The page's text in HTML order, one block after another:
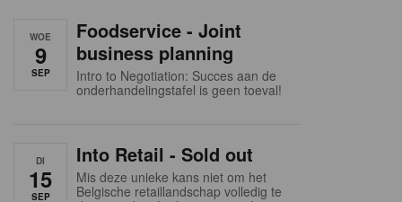
WOE
9
SEP
Foodservice - Joint
business planning
Intro to Negotiation: Succes aan de
onderhandelingstafel is geen toeval!
DI
15
SEP
Into Retail - Sold out
Mis deze unieke kans niet om het
Belgische retaillandschap volledig te